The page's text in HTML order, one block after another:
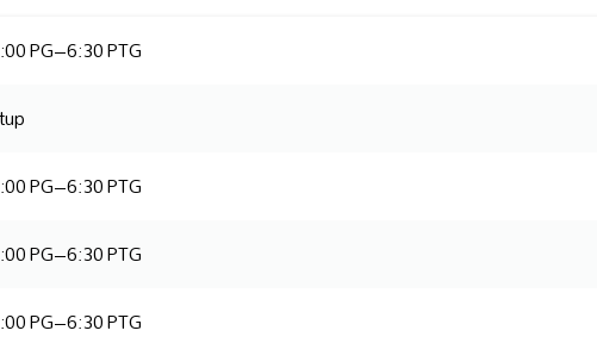
PG–6:30 PTG
PG–6:30 PTG
PG–6:30 PTG
PG–6:30 PTG